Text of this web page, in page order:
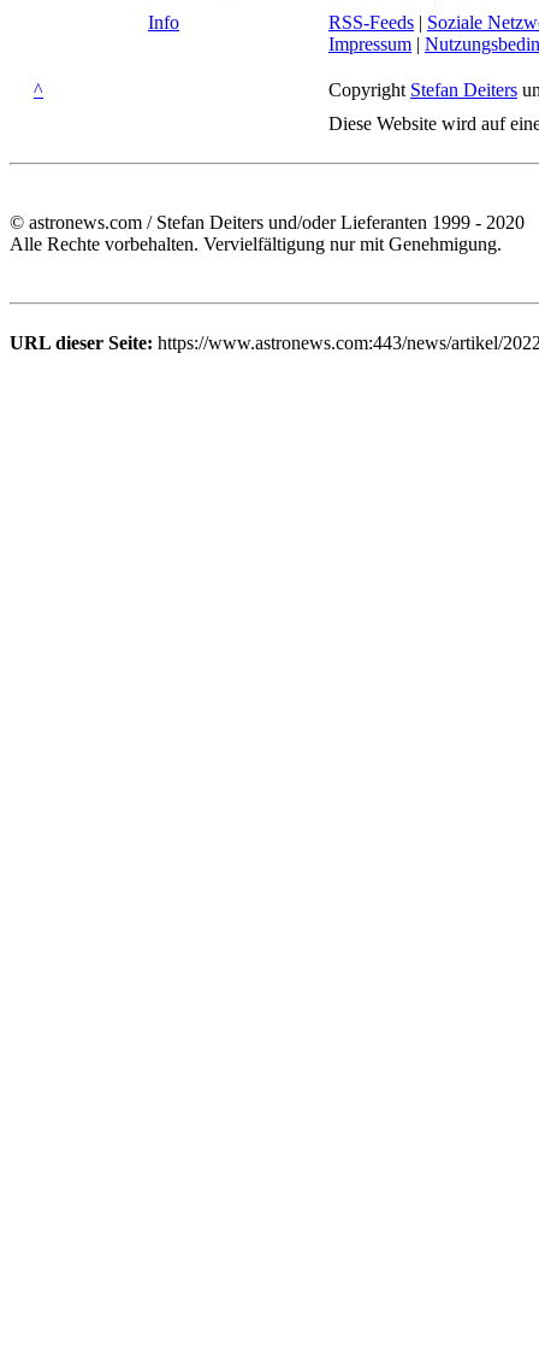
Info
RSS-Feeds | Soziale
Impressum |
^ Copyright Stefan Deiters
Diese Website wird auf
© astronews.com / Stefan Deiters und/oder Lieferanten 1999 - 2020
Alle Rechte vorbehalten. Vervielfältigung nur mit Genehmigung.
URL dieser Seite: https://www.astronews.com:443/news/artikel/